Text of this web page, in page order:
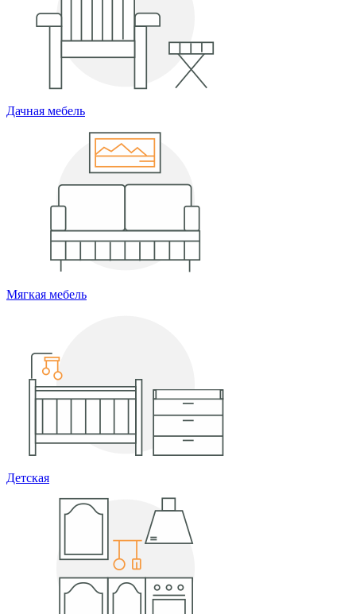
Дачная мебель
Мягкая мебель
Детская